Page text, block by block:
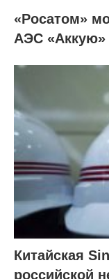
«Росатом»
АЭС «Аккую»
Китайская
российской